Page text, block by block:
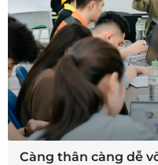
Càng thân càng dễ